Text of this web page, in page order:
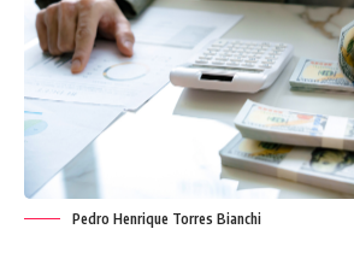
Pedro Henrique Torres Bianchi